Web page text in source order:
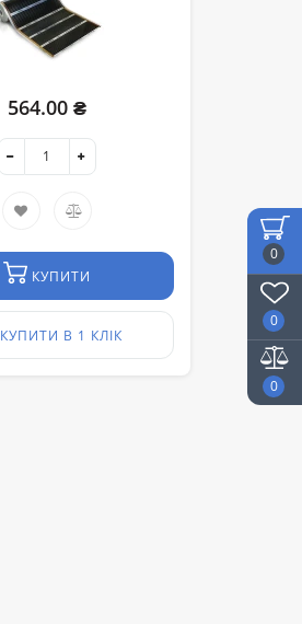
0
0
0
564.00 ₴
КУПИТИ
КУПИТИ В 1 КЛІК